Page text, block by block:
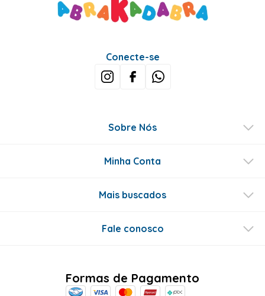
Conecte-se
Sobre Nós
Minha Conta
Mais buscados
Fale conosco
Formas de Pagamento